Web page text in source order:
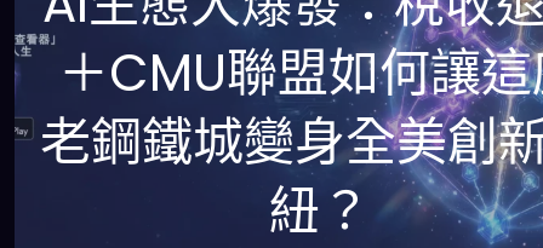
＋CMU聯盟如何讓
老鋼鐵城變身全美創
紐？